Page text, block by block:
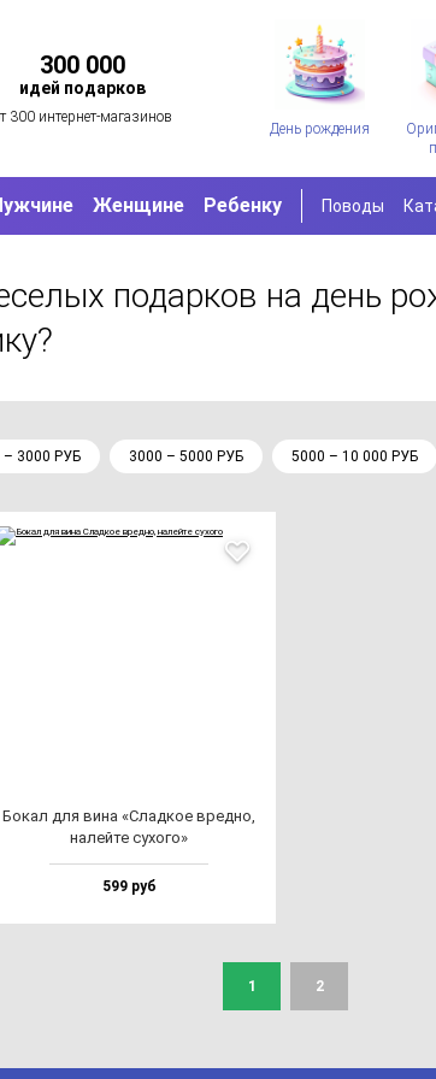
300 000
идей подарков
300 интернет-магазинов
День рождения
Женщине Ребенку Поводы
подарков на день
– 3000 РУБ 3000 – 5000 РУБ 5000 – 10 000 РУБ
Бокал для ви­на «Слад­кое вред­но,
на­лей­те су­хо­го»
599 руб
1 2